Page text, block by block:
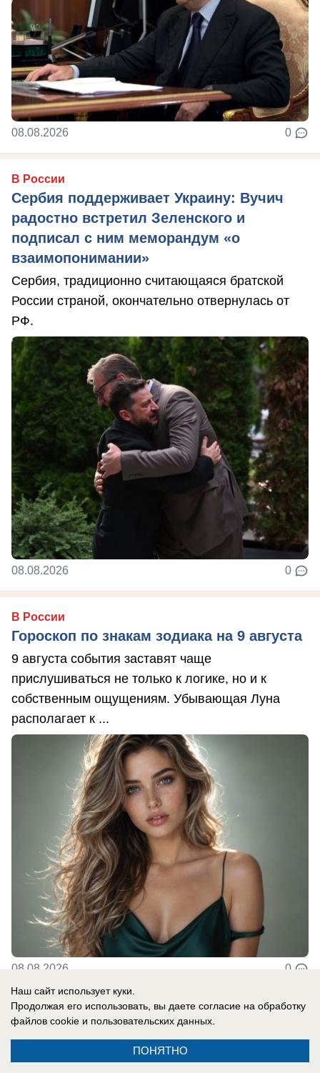
08.08.2026 0
В России
Сербия поддерживает Украину: Вучич
радостно встретил Зеленского и
подписал с ним меморандум «о
взаимопонимании»
Сербия, традиционно считающаяся братской
России страной, окончательно отвернулась от
РФ.
08.08.2026 0
В России
Гороскоп по знакам зодиака на 9 августа
9 августа события заставят чаще
прислушиваться не только к логике, но и к
собственным ощущениям. Убывающая Луна
располагает к ...
08.08.2026 0
В России
украинские корабли и порты
Наш сайт использует куки.
Продолжая его использовать, вы даете согласие на обработку
файлов cookie и пользовательских данных.
ПОНЯТНО